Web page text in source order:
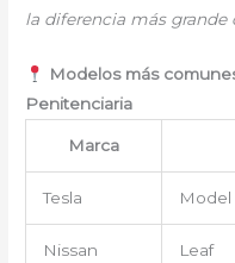
la diferencia más
Modelos más
Penitenciaria
Marca
Tesla Model
Nissan Leaf